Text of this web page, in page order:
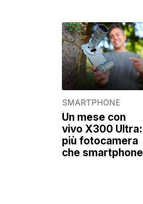
SMARTPHONE
Un mese con
vivo X300 Ultra:
più fotocamera
che smartphone